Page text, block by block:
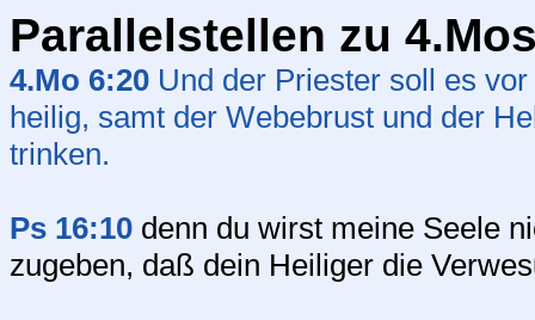
Parallelstellen zu
4.Mo 6:20 Und der Priester soll es
heilig, samt der Webebrust und der
trinken.
Ps 16:10 denn du wirst meine Seele
zugeben, daß dein Heiliger die